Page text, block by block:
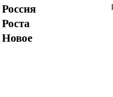
Россия
Роста
Новое